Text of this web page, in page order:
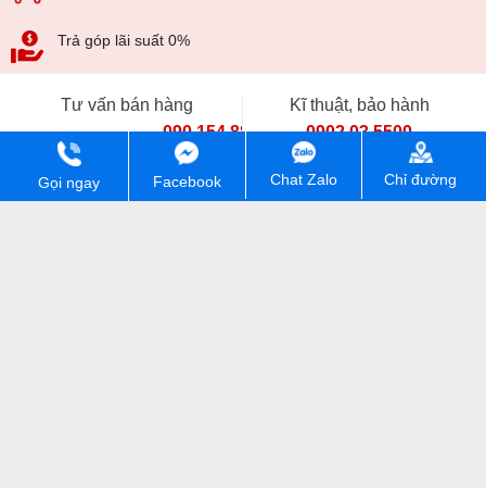
Trả góp lãi suất 0%
Tư vấn bán hàng
090 154 8866
Kĩ thuật, bảo hành
0902 03 5500
Thông tin khác Cửa hàng HungMobile
Gọi ngay Facebook Chat Zalo Chỉ đường